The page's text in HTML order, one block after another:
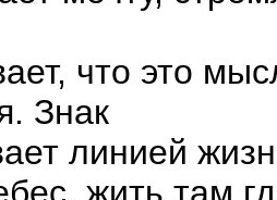
что это
Знак
линией